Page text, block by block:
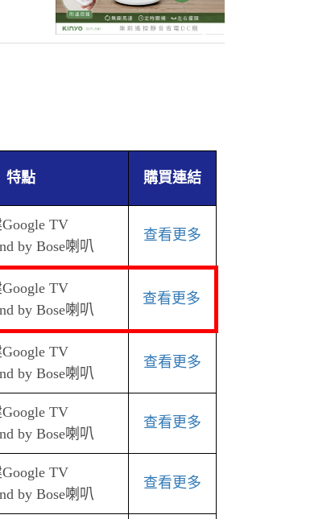
特點 購買連結
TV
by Bose喇叭
查看更多
TV
by Bose喇叭
查看更多
TV
by Bose喇叭
查看更多
TV
by Bose喇叭
查看更多
TV
by Bose喇叭
查看更多